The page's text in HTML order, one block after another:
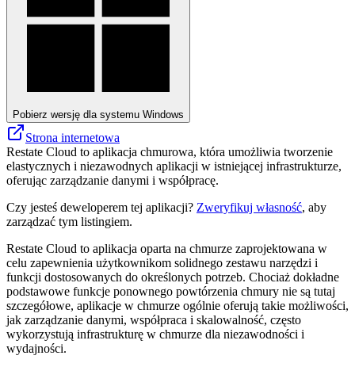
Pobierz wersję dla systemu Windows
Strona internetowa
Restate Cloud to aplikacja chmurowa, która umożliwia tworzenie
elastycznych i niezawodnych aplikacji w istniejącej infrastrukturze,
oferując zarządzanie danymi i współpracę.
Czy jesteś deweloperem tej aplikacji? Zweryfikuj własność, aby
zarządzać tym listingiem.
Restate Cloud to aplikacja oparta na chmurze zaprojektowana w
celu zapewnienia użytkownikom solidnego zestawu narzędzi i
funkcji dostosowanych do określonych potrzeb. Chociaż dokładne
podstawowe funkcje ponownego powtórzenia chmury nie są tutaj
szczegółowe, aplikacje w chmurze ogólnie oferują takie możliwości,
jak zarządzanie danymi, współpraca i skalowalność, często
wykorzystują infrastrukturę w chmurze dla niezawodności i
wydajności.